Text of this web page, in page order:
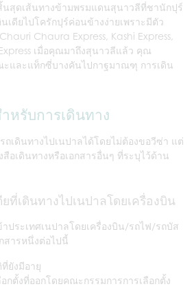
นสุดเส้นทางข้ามพรมแดนสุนาวลีที่ชานักปุร์
เดียไปโครักปุร์ค่อนข้างง่ายเพราะมีตัว
Chaura Express, Kashi Express,
เมื่อคุณมาถึงสุนาวลีแล้ว คุณ
และแท็กซี่บางคันไปกาฐมาณฑุ การเดิน
หรับการเดินทาง
ถเดินทางไปเนปาลได้โดยไม่ต้องขอวีซ่า แต่
อเดินทางหรือเอกสารอื่นๆ ที่ระบุไว้ด้าน
ที่เดินทางไปเนปาลโดยเครื่องบิน
าประเทศเนปาลโดยเครื่องบิน/รถไฟ/รถบัส
สารหนึ่งต่อไปนี้
ยังมีอายุ
กตั้งที่ออกโดยคณะกรรมการการเลือกตั้ง